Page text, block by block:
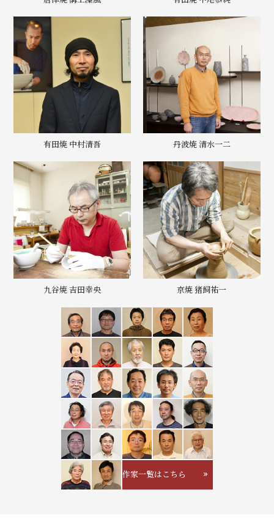
有田焼 中村清吾 丹波焼 清水一二
九谷焼 吉田幸央 京焼 猪飼祐一
作家一覧はこちら